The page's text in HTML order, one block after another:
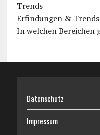
Trends
Erfindungen &
In welchen Bereichen
Datenschutz
Impressum